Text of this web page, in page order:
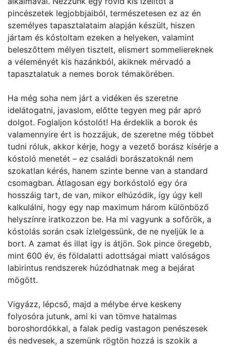
pincészetek legjobbjaiból, természetesen ez az én
személyes tapasztalataim alapján készült, hiszen
jártam és kóstoltam ezeken a helyeken, valamint
beleszőttem mélyen tisztelt, elismert sommeliereknek
a véleményét kis hazánkból, akiknek mérvadó a
tapasztalatuk a nemes borok témakörében.
Ha még soha nem járt a vidéken és szeretne
idelátogatni, javaslom, előtte tegyen meg pár apró
dolgot. Foglaljon kóstolót! Ha érdeklik a borok és
valamennyire ért is hozzájuk, de szeretne még többet
tudni róluk, akkor kérje, hogy a vezető borász kísérje a
kóstoló menetét – ez családi borászatoknál nem
szokatlan kérés, hanem szinte benne van a standard
csomagban. Átlagosan egy borkóstoló egy óra
hosszáig tart, de van, mikor elhúzódik, így úgy kell
kalkulálni, hogy egy nap maximum három különböző
helyszínre iratkozzon be. Ha mi vagyunk a sofőrök, a
kóstolás során csak ízlelgessünk, de ne nyeljük le a
bort. A zamat és illat így is átjön. Sok pince öregebb,
mint 600 év, és földalatti adottságai miatt valóságos
labirintus rendszerek húzódhatnak meg a bejárat
mögött.
Vigyázz, lépcső, majd a mélybe érve keskeny
folyosóra jutunk, ami ki van tömve hatalmas
boroshordókkal, a falak pedig vastagon penészesek
és nedvesek, a szemünk rögtön hozzá is szokik a